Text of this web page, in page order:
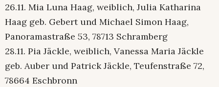
26.11. Mia Luna Haag, weiblich, Julia Katharina
Haag geb. Gebert und Michael Simon Haag,
Panoramastraße 53, 78713 Schramberg
28.11. Pia Jäckle, weiblich, Vanessa Maria Jäckle
geb. Auber und Patrick Jäckle, Teufenstraße 72,
78664 Eschbronn